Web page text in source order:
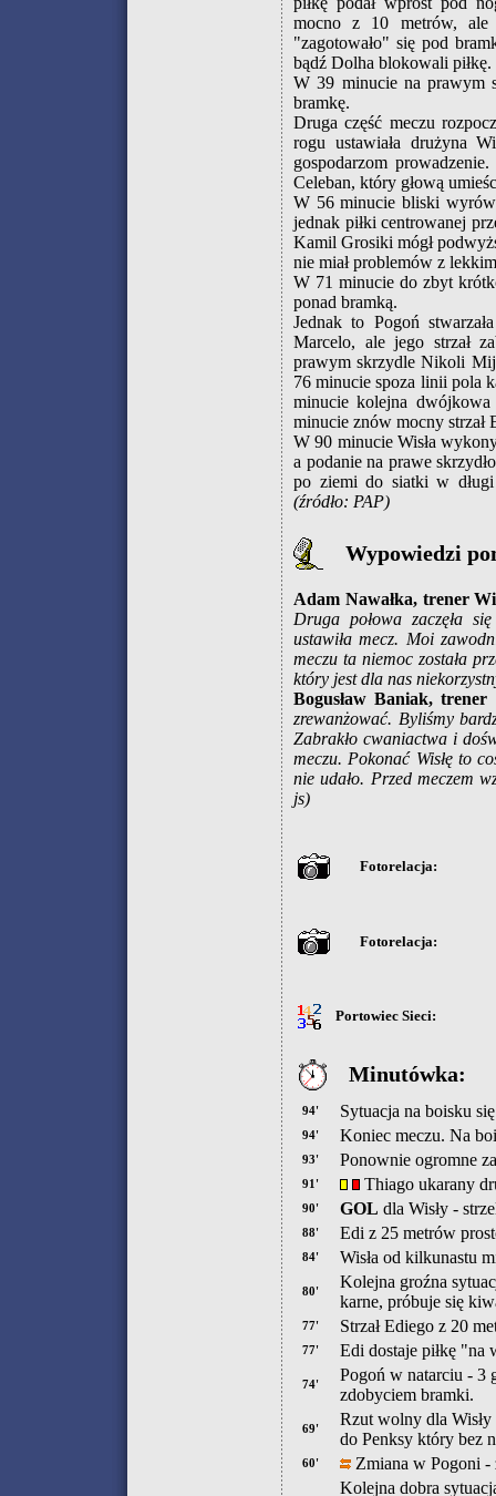
mocno z 10 metrów, ale
"zagotowało" się pod
bądź Dolha blokowali piłkę.
W 39 minucie na prawym
bramkę.
Druga część meczu
rogu ustawiała drużyna
gospodarzom
Celeban, który głową
W 56 minucie bliski
jednak piłki centrowanej
Kamil Grosiki mógł
nie miał problemów z lekkim
W 71 minucie do zbyt
ponad bramką.
Jednak to Pogoń
Marcelo, ale jego strzał
prawym skrzydle Nikoli
76 minucie spoza linii pola
minucie kolejna
minucie znów mocny
W 90 minucie Wisła
a podanie na prawe
po ziemi do siatki w
(źródło: PAP)
Wypowiedzi
Adam Nawałka, trener
Druga połowa zaczęła
ustawiła mecz. Moi
meczu ta niemoc została
który jest dla nas
Bogusław Baniak, trener
zrewanżować. Byliśmy
Zabrakło cwaniactwa i
meczu. Pokonać Wisłę to
nie udało. Przed meczem
js)
Fotorelacja:
Fotorelacja:
Portowiec Sieci:
Minutówka:
94' Sytuacja na boisku
94' Koniec meczu. Na
93' Ponownie ogromne
91' Thiago ukarany
90' GOL dla Wisły -
88' Edi z 25 metrów
84' Wisła od kilkunastu
80'
Kolejna groźna
karne, próbuje się
77' Strzał Ediego z 20
77' Edi dostaje piłkę "na
74'
Pogoń w natarciu - 3
zdobyciem bramki.
69'
Rzut wolny dla Wisły
do Penksy który bez
60'
Zmiana w Pogoni
Kolejna dobra